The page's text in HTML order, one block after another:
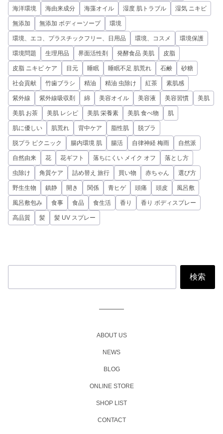
海洋環境 海由来成分 海藻オイル 湿度 肌トラブル 湿気 ニキビ
無添加 無添加 ボディーソープ 環境
環境、エコ、プラスチックフリー、日用品 環境、コスメ 環境保護
環境問題 生理用品 界面活性剤 発酵食品 美肌 皮脂
皮脂 ニキビ ケア 目元 睡眠 睡眠不足 肌荒れ 石鹸 砂糖
社会貢献 竹歯ブラシ 精油 精油 虫除け 紅茶 素肌感
紫外線 紫外線吸収剤 綿 美容オイル 美容液 美容習慣 美肌
美肌 お茶 美肌 レシピ 美肌 栄養素 美肌 食べ物 肌
肌に優しい 肌荒れ 背中ケア 脂性肌 脱プラ
脱プラ ピクニック 腸内環境 肌 腸活 自律神経 梅雨 自然派
自然由来 花 花ギフト 落ちにくい メイク オフ 落とし方
虫除け 角質ケア 詰め替え 旅行 買い物 赤ちゃん 選び方
野生生物 鎮静 開き 関係 青ヒゲ 頭痛 頭皮 風呂敷
風呂敷包み 食事 食品 食生活 香り 香り ボディスプレー
高品質 髪 髪 UV スプレー
ABOUT US
NEWS
BLOG
ONLINE STORE
SHOP LIST
CONTACT